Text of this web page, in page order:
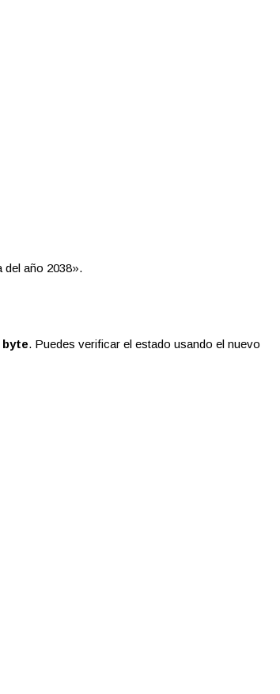
del año 2038».
. Puedes verificar el estado usando el nuevo